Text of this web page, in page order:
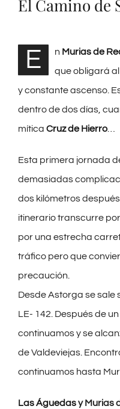
El Camino de
E n Murias de
que obligará
y constante ascenso.
dentro de dos días,
mítica Cruz de Hierro…
Esta primera jornada
demasiadas
dos kilómetros
itinerario transcurre
por una estrecha
tráfico pero que
precaución.
Desde Astorga se sale
LE- 142. Después de
continuamos y se
de Valdeviejas.
continuamos hasta
Las Águedasy Murias